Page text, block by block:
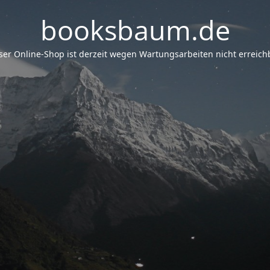
booksbaum.de
Online-Shop ist derzeit wegen Wartungsarbeiten nicht